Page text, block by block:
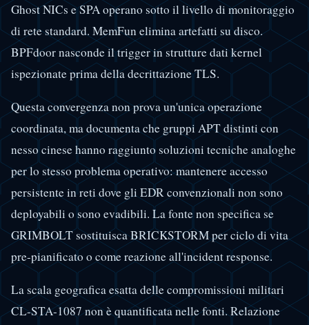
Ghost NICs e SPA operano sotto il livello di monitoraggio
di rete standard. MemFun elimina artefatti su disco.
BPFdoor nasconde il trigger in strutture dati kernel
ispezionate prima della decrittazione TLS.
Questa convergenza non prova un'unica operazione
coordinata, ma documenta che gruppi APT distinti con
nesso cinese hanno raggiunto soluzioni tecniche analoghe
per lo stesso problema operativo: mantenere accesso
persistente in reti dove gli EDR convenzionali non sono
deployabili o sono evadibili. La fonte non specifica se
GRIMBOLT sostituisca BRICKSTORM per ciclo di vita
pre-pianificato o come reazione all'incident response.
La scala geografica esatta delle compromissioni militari
CL-STA-1087 non è quantificata nelle fonti. Relazione